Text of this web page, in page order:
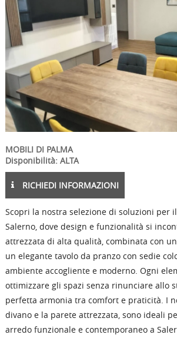
MOBILI DI PALMA
Disponibilità: ALTA
RICHIEDI INFORMAZIONI
Scopri la nostra selezione di soluzioni per
Salerno, dove design e funzionalità si
attrezzata di alta qualità, combinata con
un elegante tavolo da pranzo con sedie
ambiente accogliente e moderno. Ogni
ottimizzare gli spazi senza rinunciare allo
perfetta armonia tra comfort e praticità. I
divano e la parete attrezzata, sono ideali
arredo funzionale e contemporaneo a